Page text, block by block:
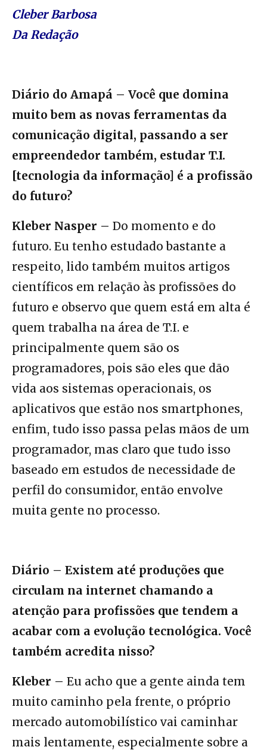
Cleber Barbosa
Da Redação
Diário do Amapá – Você que domina
muito bem as novas ferramentas da
comunicação digital, passando a ser
empreendedor também, estudar T.I.
[tecnologia da informação] é a profissão
do futuro?
Kleber Nasper – Do momento e do
futuro. Eu tenho estudado bastante a
respeito, lido também muitos artigos
científicos em relação às profissões do
futuro e observo que quem está em alta é
quem trabalha na área de T.I. e
principalmente quem são os
programadores, pois são eles que dão
vida aos sistemas operacionais, os
aplicativos que estão nos smartphones,
enfim, tudo isso passa pelas mãos de um
programador, mas claro que tudo isso
baseado em estudos de necessidade de
perfil do consumidor, então envolve
muita gente no processo.
Diário – Existem até produções que
circulam na internet chamando a
atenção para profissões que tendem a
acabar com a evolução tecnológica. Você
também acredita nisso?
Kleber – Eu acho que a gente ainda tem
muito caminho pela frente, o próprio
mercado automobilístico vai caminhar
mais lentamente, especialmente sobre a